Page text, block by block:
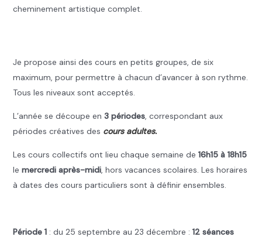
cheminement artistique complet.
Je propose ainsi des cours en petits groupes, de six
maximum, pour permettre à chacun d’avancer à son rythme.
Tous les niveaux sont acceptés.
L’année se découpe en 3 périodes, correspondant aux
périodes créatives des cours adultes.
Les cours collectifs ont lieu chaque semaine de 16h15 à 18h15
le mercredi après-midi, hors vacances scolaires. Les horaires
à dates des cours particuliers sont à définir ensembles.
Période 1: du 25 septembre au 23 décembre : 12 séances